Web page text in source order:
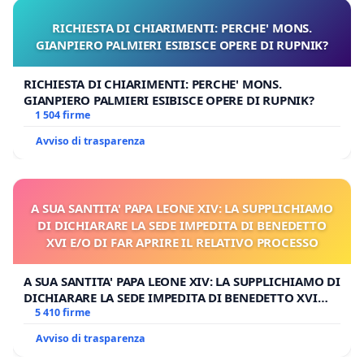
RICHIESTA DI CHIARIMENTI: PERCHE' MONS.
GIANPIERO PALMIERI ESIBISCE OPERE DI RUPNIK?
RICHIESTA DI CHIARIMENTI: PERCHE' MONS.
GIANPIERO PALMIERI ESIBISCE OPERE DI RUPNIK?
1 504 firme
Avviso di trasparenza
A SUA SANTITA' PAPA LEONE XIV: LA SUPPLICHIAMO
DI DICHIARARE LA SEDE IMPEDITA DI BENEDETTO
XVI E/O DI FAR APRIRE IL RELATIVO PROCESSO
A SUA SANTITA' PAPA LEONE XIV: LA SUPPLICHIAMO DI
DICHIARARE LA SEDE IMPEDITA DI BENEDETTO XVI
E/O DI FAR APRIRE IL RELATIVO PROCESSO
5 410 firme
Avviso di trasparenza